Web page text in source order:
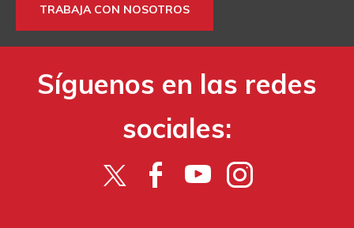
TRABAJA CON NOSOTROS
Síguenos en las redes
sociales: